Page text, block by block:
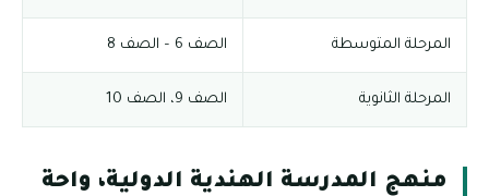
المرحلة المتوسطة الصف 6 – الصف 8
المرحلة الثانوية الصف 9، الصف 10
منهج المدرسة الهندية الدولية، واحة